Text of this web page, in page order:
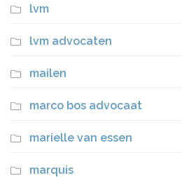
lvm
lvm advocaten
mailen
marco bos advocaat
marielle van essen
marquis